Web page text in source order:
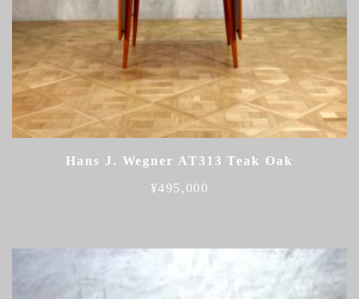
Hans J. Wegner AT313 Teak Oak
¥495,000